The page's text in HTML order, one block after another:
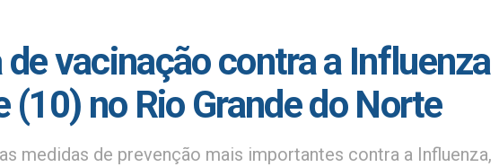
de vacinação contra a Influenza
(10) no Rio Grande do Norte
medidas de prevenção mais importantes contra a Influenza,